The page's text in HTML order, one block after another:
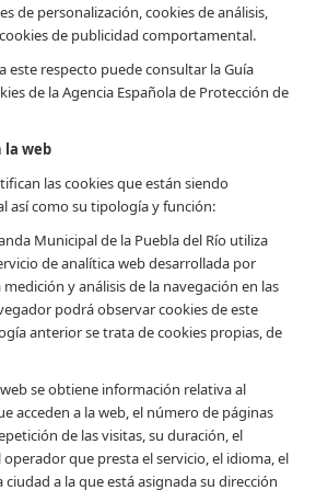
de personalización, cookies de análisis,
de publicidad comportamental.
este respecto puede consultar la Guía
de la Agencia Española de Protección de
la web
las cookies que están siendo
así como su tipología y función:
Municipal de la Puebla del Río utiliza
de analítica web desarrollada por
y análisis de la navegación en las
podrá observar cookies de este
anterior se trata de cookies propias, de
se obtiene información relativa al
acceden a la web, el número de páginas
de las visitas, su duración, el
que presta el servicio, el idioma, el
a la que está asignada su dirección